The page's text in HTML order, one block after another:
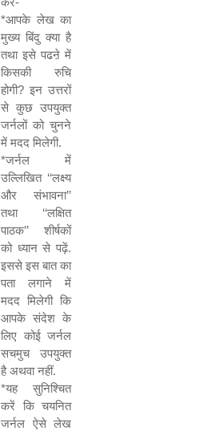
*आपके लेख का
मुख्य बिंदु क्या है
तथा इसे पढऩे में
किसकी रुचि
होगी? इन उत्तरों
से कुछ उपयुक्त
जर्नलों को चुनने
में मदद मिलेगी.
*जर्नल में
उल्लिखित ‘‘लक्ष्य
और संभावना’’
तथा ‘‘लक्षित
पाठक’’ शीर्षकों
को ध्यान से पढ़ें.
इससे इस बात का
पता लगाने में
मदद मिलेगी कि
आपके संदेश के
लिए कोई जर्नल
सचमुच उपयुक्त
है अथवा नहीं.
*यह सुनिश्चित
करें कि चयनित
जर्नल ऐसे लेख